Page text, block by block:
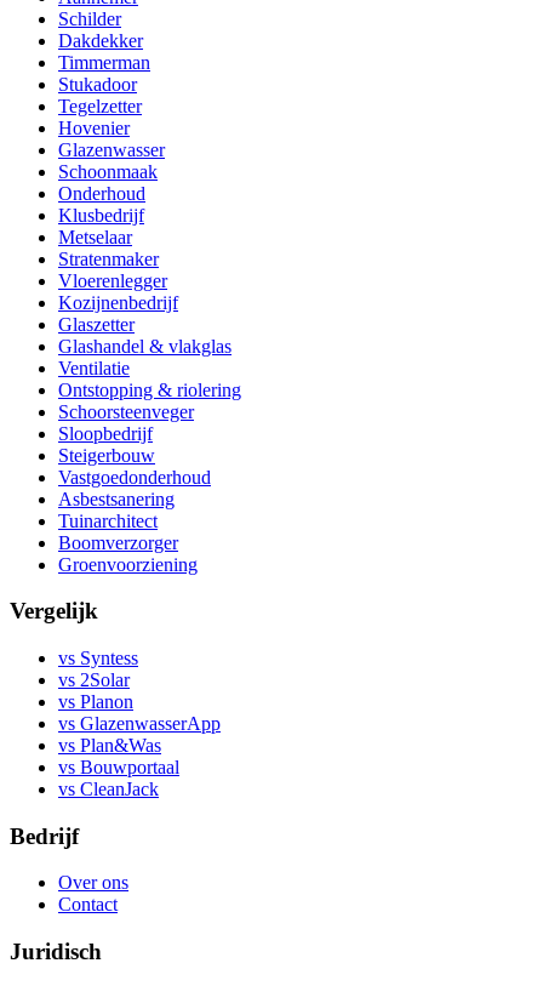
Schilder
Dakdekker
Timmerman
Stukadoor
Tegelzetter
Hovenier
Glazenwasser
Schoonmaak
Onderhoud
Klusbedrijf
Metselaar
Stratenmaker
Vloerenlegger
Kozijnenbedrijf
Glaszetter
Glashandel & vlakglas
Ventilatie
Ontstopping & riolering
Schoorsteenveger
Sloopbedrijf
Steigerbouw
Vastgoedonderhoud
Asbestsanering
Tuinarchitect
Boomverzorger
Groenvoorziening
Vergelijk
vs Syntess
vs 2Solar
vs Planon
vs GlazenwasserApp
vs Plan&Was
vs Bouwportaal
vs CleanJack
Bedrijf
Over ons
Contact
Juridisch